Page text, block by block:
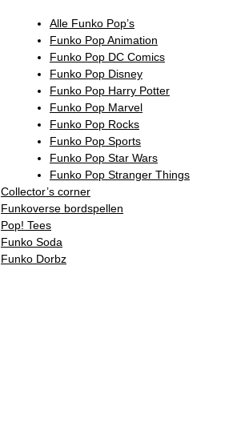
Alle Funko Pop’s
Funko Pop Animation
Funko Pop DC Comics
Funko Pop Disney
Funko Pop Harry Potter
Funko Pop Marvel
Funko Pop Rocks
Funko Pop Sports
Funko Pop Star Wars
Funko Pop Stranger Things
Collector’s corner
Funkoverse bordspellen
Pop! Tees
Funko Soda
Funko Dorbz